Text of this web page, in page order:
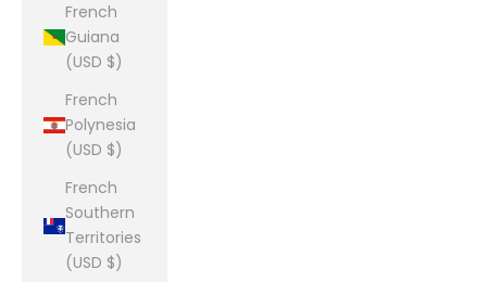
French
Guiana
(USD $)
French
Polynesia
(USD $)
French
Southern
Territories
(USD $)